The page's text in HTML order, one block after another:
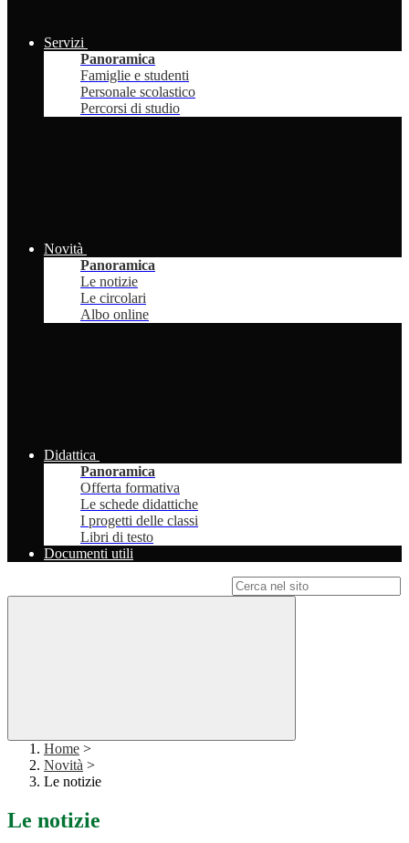
Servizi
Panoramica
Famiglie e studenti
Personale scolastico
Percorsi di studio
Novità
Panoramica
Le notizie
Le circolari
Albo online
Didattica
Panoramica
Offerta formativa
Le schede didattiche
I progetti delle classi
Libri di testo
Documenti utili
Home >
Novità >
Le notizie
Le notizie